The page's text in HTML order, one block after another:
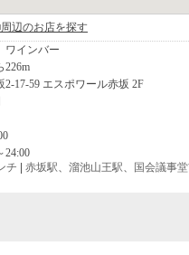
チ | 赤坂駅 溜池山王駅 国会議事